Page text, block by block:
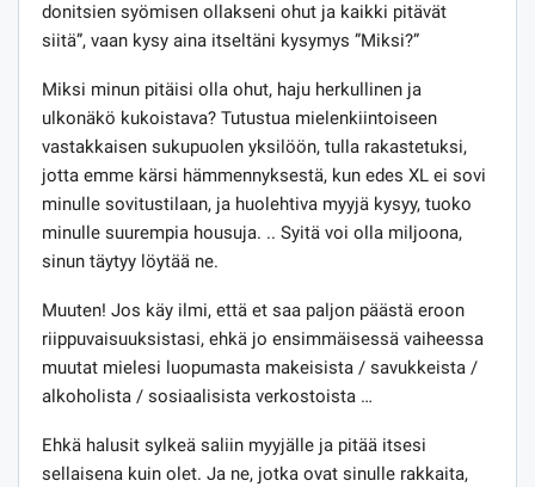
donitsien syömisen ollakseni ohut ja kaikki pitävät
siitä”, vaan kysy aina itseltäni kysymys ”Miksi?”
Miksi minun pitäisi olla ohut, haju herkullinen ja
ulkonäkö kukoistava? Tutustua mielenkiintoiseen
vastakkaisen sukupuolen yksilöön, tulla rakastetuksi,
jotta emme kärsi hämmennyksestä, kun edes XL ei sovi
minulle sovitustilaan, ja huolehtiva myyjä kysyy, tuoko
minulle suurempia housuja. .. Syitä voi olla miljoona,
sinun täytyy löytää ne.
Muuten! Jos käy ilmi, että et saa paljon päästä eroon
riippuvaisuuksistasi, ehkä jo ensimmäisessä vaiheessa
muutat mielesi luopumasta makeisista / savukkeista /
alkoholista / sosiaalisista verkostoista …
Ehkä halusit sylkeä saliin myyjälle ja pitää itsesi
sellaisena kuin olet. Ja ne, jotka ovat sinulle rakkaita,